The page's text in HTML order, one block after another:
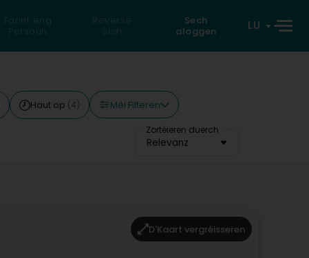
Fannt eng
Persoun
Reverse
Sich
Sech
aloggen
LU
Haut op (4) Méi Filteren
Zortéieren duerch
Relevanz
D'Kaart vergréisseren